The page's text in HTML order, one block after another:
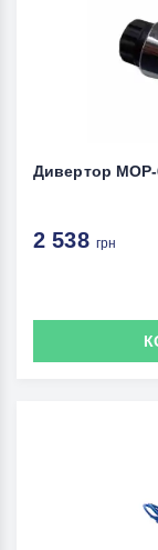
Дивертор
2 538 грн